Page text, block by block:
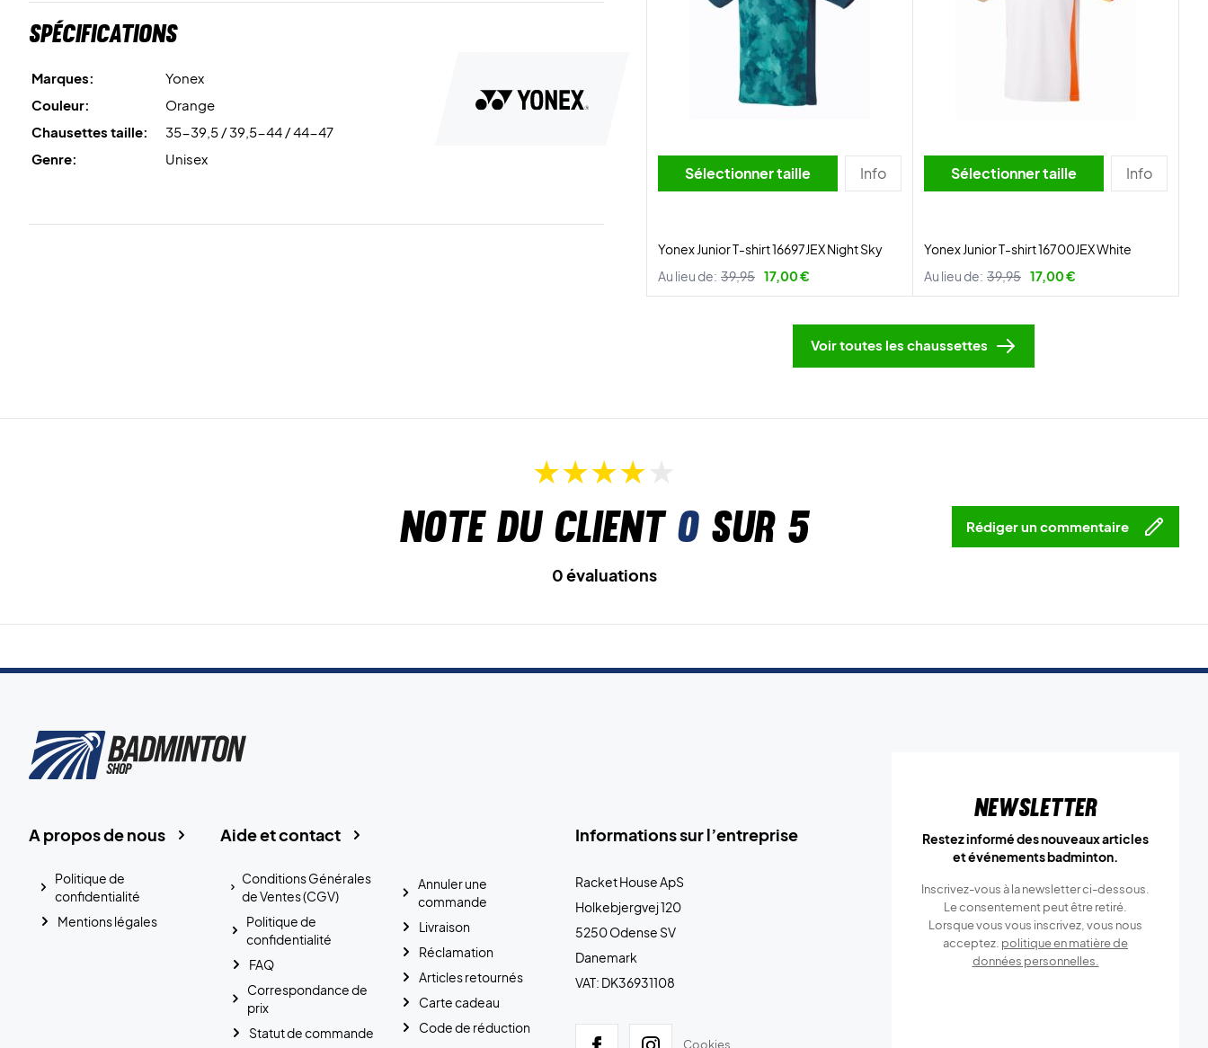
Spécifications
Marques:
Yonex
Couleur:
Orange
Chausettes taille:
35-39,5 / 39,5-44 / 44-47
Genre:
Unisex
Sélectionner taille Info
Yonex Junior T-shirt 16697JEX Night Sky
Au lieu de: 39,95 17,00 €
Sélectionner taille Info
Yonex Junior T-shirt 16700JEX White
Au lieu de: 39,95 17,00 €
Voir toutes les chaussettes
Note du client 0sur 5 Rédiger un commentaire
0 évaluations
Informations sur l’entreprise
Racket House ApS
Holkebjergvej 120
5250 Odense SV
Danemark
VAT: DK36931108
Cookies
Aide et contact
Conditions Générales
de Ventes (CGV)
Politique de
confidentialité
FAQ
Correspondance de
prix
Statut de commande
Annuler une
commande
Livraison
Réclamation
Articles retournés
Carte cadeau
Code de réduction
A propos de nous
Politique de
confidentialité
Mentions légales
Newsletter
Restez informé des nouveaux articles
et événements badminton.
Inscrivez-vous à la newsletter ci-dessous.
Le consentement peut être retiré.
Lorsque vous vous inscrivez, vous nous
acceptez. politique en matière de
données personnelles.